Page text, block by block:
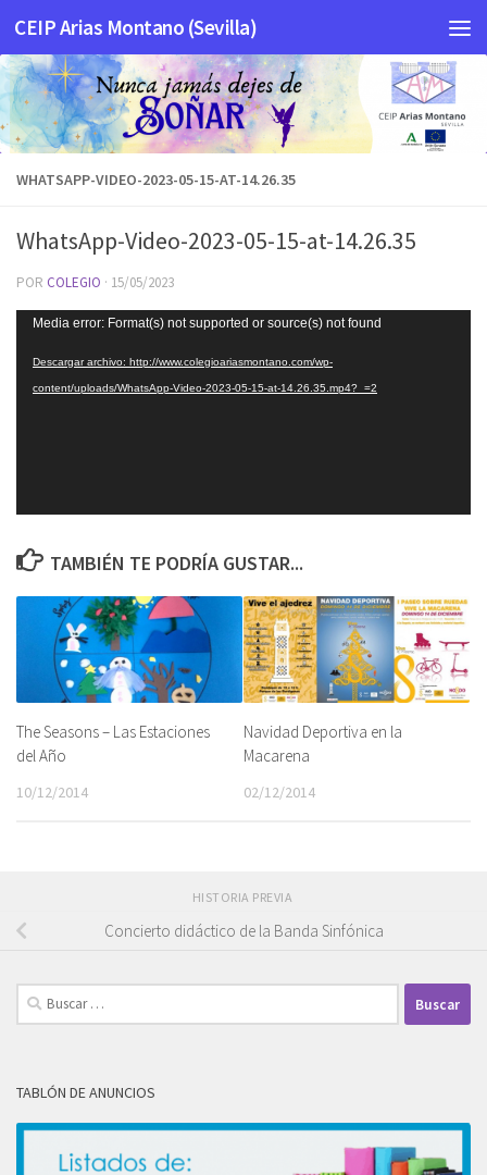
Saltar al contenido
CEIP Arias Montano (Sevilla)
WHATSAPP-VIDEO-2023-05-15-AT-14.26.35
WhatsApp-Video-2023-05-15-at-14.26.35
POR COLEGIO · 15/05/2023
Reproductor
vídeo
Media error: Format(s) not supported or source(s) not found
Descargar archivo: http://www.colegioariasmontano.com/wp-
content/uploads/WhatsApp-Video-2023-05-15-at-14.26.35.mp4?_=2
TAMBIÉN TE PODRÍA GUSTAR...
The Seasons – Las Estaciones
del Año
10/12/2014
Navidad Deportiva en la
Macarena
02/12/2014
HISTORIA PREVIA
Concierto didáctico de la Banda Sinfónica
Buscar:
TABLÓN DE ANUNCIOS